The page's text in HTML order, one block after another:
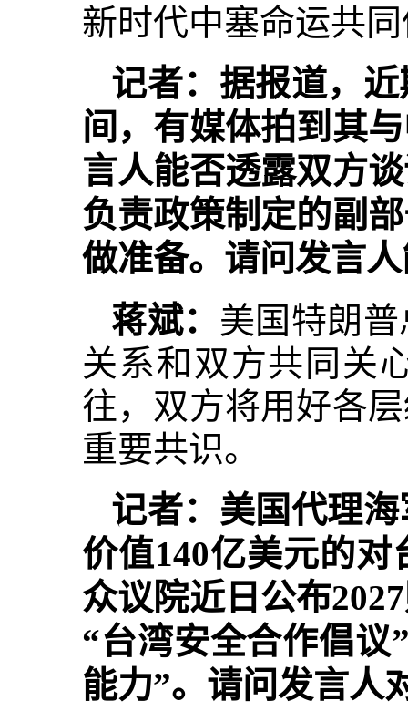
新时代中塞命运共
记者：据报道，
间，有媒体拍到其
言人能否透露双方
负责政策制定的副
做准备。请问发言
蒋斌： 美国特朗
关系和双方共同关
往，双方将用好各
重要共识。
记者：美国代理
价值140亿美元的
众议院近日公布
“台湾安全合作倡议
能力”。请问发言人